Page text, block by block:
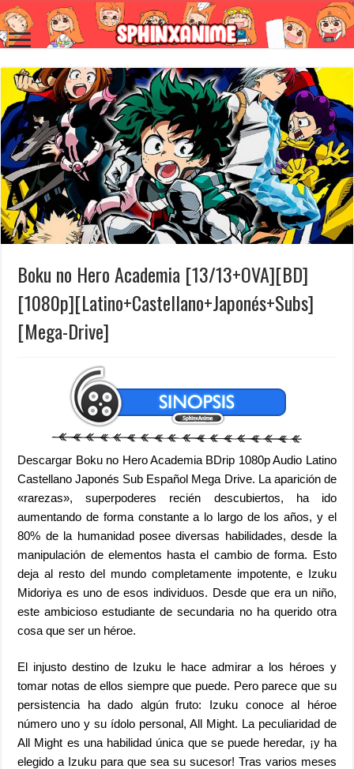
Boku no Hero Academia [13/13+OVA][BD]
[1080p][Latino+Castellano+Japonés+Subs]
[Mega-Drive]
Descargar Boku no Hero Academia BDrip 1080p Audio Latino
Castellano Japonés Sub Español Mega Drive. La aparición de
«rarezas», superpoderes recién descubiertos, ha ido
aumentando de forma constante a lo largo de los años, y el
80% de la humanidad posee diversas habilidades, desde la
manipulación de elementos hasta el cambio de forma. Esto
deja al resto del mundo completamente impotente, e Izuku
Midoriya es uno de esos individuos. Desde que era un niño,
este ambicioso estudiante de secundaria no ha querido otra
cosa que ser un héroe.
El injusto destino de Izuku le hace admirar a los héroes y
tomar notas de ellos siempre que puede. Pero parece que su
persistencia ha dado algún fruto: Izuku conoce al héroe
número uno y su ídolo personal, All Might. La peculiaridad de
All Might es una habilidad única que se puede heredar, ¡y ha
elegido a Izuku para que sea su sucesor! Tras varios meses